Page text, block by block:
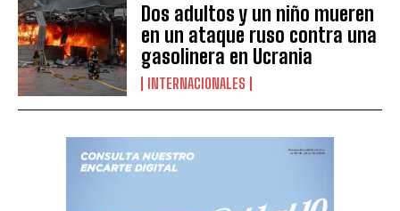
Dos adultos y un niño mueren
en un ataque ruso contra una
gasolinera en Ucrania
INTERNACIONALES